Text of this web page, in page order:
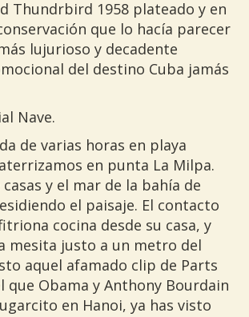
Thundrbird 1958 plateado y en
que lo hacía parecer
lujurioso y decadente
del destino Cuba jamás
Nave.
de varias horas en playa
en punta La Milpa.
y el mar de la bahía de
el paisaje. El contacto
cocina desde su casa, y
mesita justo a un metro del
aquel afamado clip de Parts
que Obama y Anthony Bourdain
en Hanoi, ya has visto